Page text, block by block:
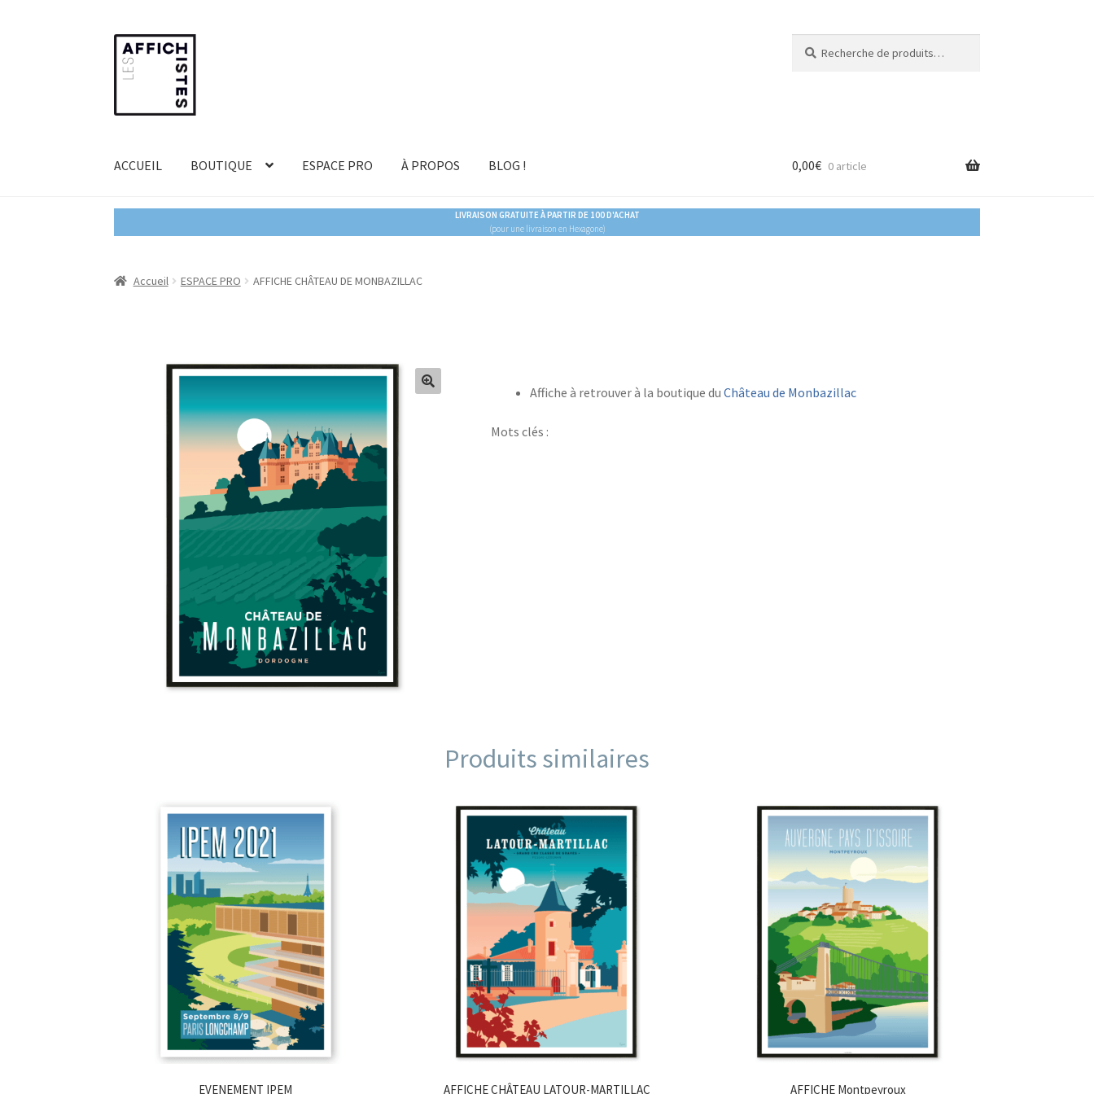
Aller
la
Aller
au
contenu
pour :
ACCUEIL BOUTIQUE ESPACE PRO À PROPOS BLOG ! 0,00€ 0 article
LIVRAISON GRATUITE À PARTIR DE 100 D'ACHAT
(pour une livraison en Hexagone)
Accueil ESPACE PRO AFFICHE CHÂTEAU DE MONBAZILLAC
Affiche à retrouver à la boutique du Château de Monbazillac
Mots clés :
Produits similaires
EVENEMENT IPEM AFFICHE CHÂTEAU LATOUR-MARTILLAC AFFICHE Montpeyroux